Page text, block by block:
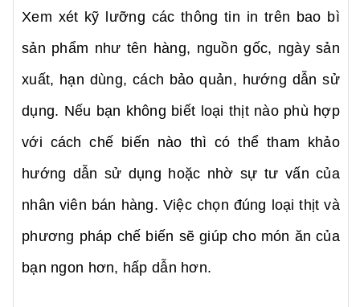
Xem xét kỹ lưỡng các thông tin in trên bao bì
sản phẩm như tên hàng, nguồn gốc, ngày sản
xuất, hạn dùng, cách bảo quản, hướng dẫn sử
dụng. Nếu bạn không biết loại thịt nào phù hợp
với cách chế biến nào thì có thể tham khảo
hướng dẫn sử dụng hoặc nhờ sự tư vấn của
nhân viên bán hàng. Việc chọn đúng loại thịt và
phương pháp chế biến sẽ giúp cho món ăn của
bạn ngon hơn, hấp dẫn hơn.